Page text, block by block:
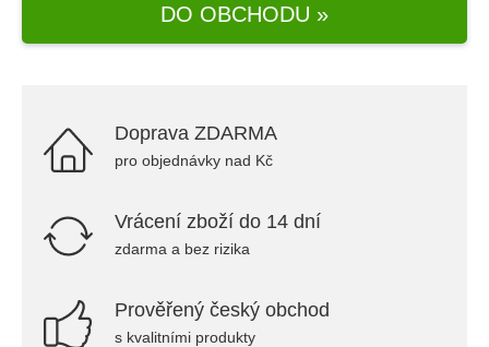
DO OBCHODU »
Doprava ZDARMA
pro objednávky nad Kč
Vrácení zboží do 14 dní
zdarma a bez rizika
Prověřený český obchod
s kvalitními produkty